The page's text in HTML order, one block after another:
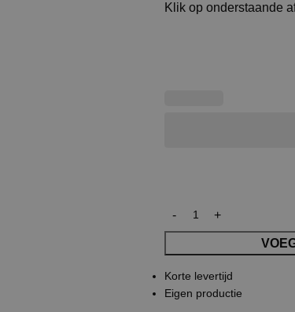
Klik op onderstaande
Korte levertijd
Eigen productie